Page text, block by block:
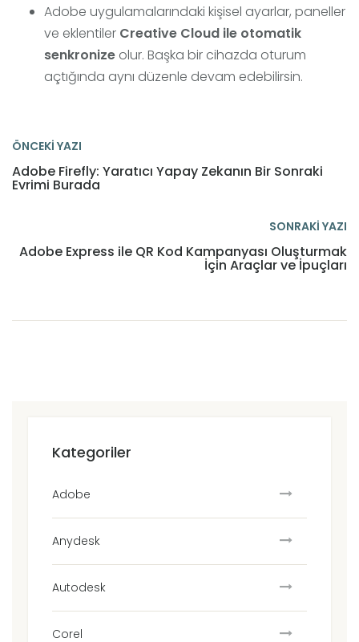
Adobe uygulamalarındaki kişisel ayarlar, paneller
ve eklentiler Creative Cloud ile otomatik
senkronize olur. Başka bir cihazda oturum
açtığında aynı düzenle devam edebilirsin.
ÖNCEKİ YAZI
Adobe Firefly: Yaratıcı Yapay Zekanın Bir Sonraki
Evrimi Burada
SONRAKİ YAZI
Adobe Express ile QR Kod Kampanyası Oluşturmak
İçin Araçlar ve İpuçları
Kategoriler
Adobe
Anydesk
Autodesk
Corel